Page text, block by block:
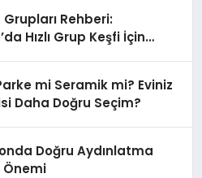
Rehberi:
Hızlı Grup Keşfi İçin
mi Seramik mi? Eviniz
Daha Doğru Seçim?
Doğru Aydınlatma
Önemi